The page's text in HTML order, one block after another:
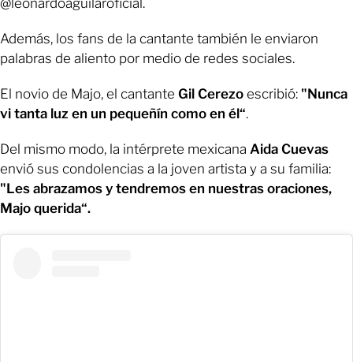
Además, los fans de la cantante también le enviaron
palabras de aliento por medio de redes sociales.
El novio de Majo, el cantante Gil Cerezo escribió: "Nunca
vi tanta luz en un pequeñín como en él“.
Del mismo modo, la intérprete mexicana Aida Cuevas
envió sus condolencias a la joven artista y a su familia:
"Les abrazamos y tendremos en nuestras oraciones,
Majo querida“.